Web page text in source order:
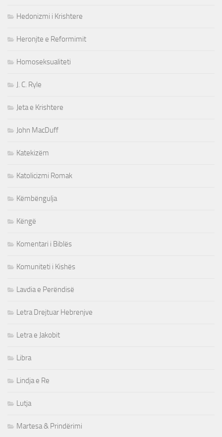
Hedonizmi i Krishtere
Heronjte e Reformimit
Homoseksualiteti
J. C. Ryle
Jeta e Krishtere
John MacDuff
Katekizëm
Katolicizmi Romak
Këmbëngulja
Këngë
Komentari i Biblës
Komuniteti i Kishës
Lavdia e Perëndisë
Letra Drejtuar Hebrenjve
Letra e Jakobit
Libra
Lindja e Re
Lutja
Martesa & Prindërimi